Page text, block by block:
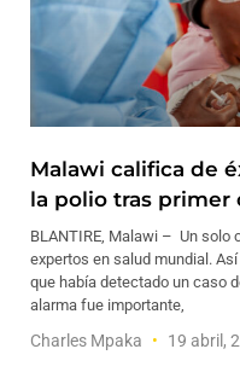
Malawi califica de
la polio tras primer
BLANTIRE, Malawi – Un solo
expertos en salud mundial.
que había detectado un caso
alarma fue importante,
Charles Mpaka 19 abril,